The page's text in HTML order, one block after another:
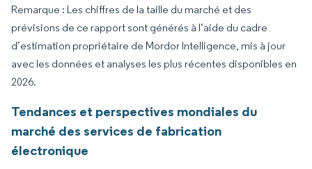
Remarque : Les chiffres de la taille du marché et des
prévisions de ce rapport sont générés à l’aide du cadre
d’estimation propriétaire de Mordor Intelligence, mis à jour
avec les données et analyses les plus récentes disponibles en
2026.
Tendances et perspectives mondiales du
marché des services de fabrication
électronique